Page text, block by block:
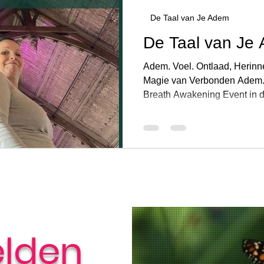
ARTIKELEN De Taal van Je Adem
Hart
De Taal van Je
Adem. Voel. Ontlaad,
Magie van Verbonden
Breath Awakening Event in
gebruiken we den
op natuurlijke wijze
De Taal van Je Adem